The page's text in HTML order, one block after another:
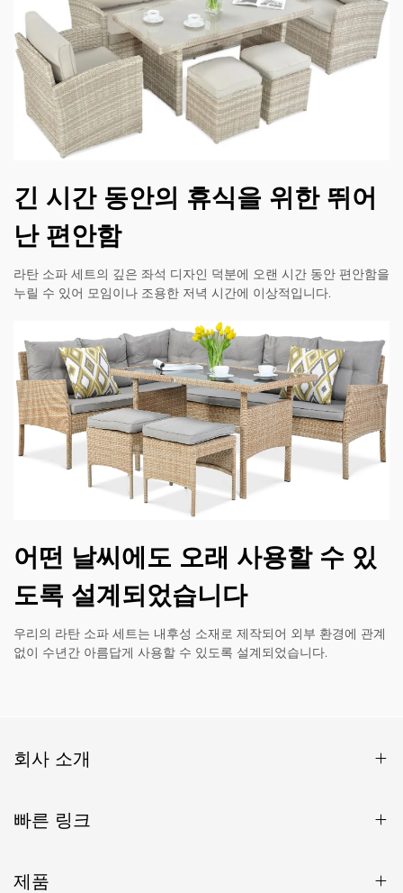
긴 시간 동안의 휴식을 위한 뛰어
난 편안함
라탄 소파 세트의 깊은 좌석 디자인 덕분에 오랜 시간 동안 편안함을
누릴 수 있어 모임이나 조용한 저녁 시간에 이상적입니다.
어떤 날씨에도 오래 사용할 수 있
도록 설계되었습니다
우리의 라탄 소파 세트는 내후성 소재로 제작되어 외부 환경에 관계
없이 수년간 아름답게 사용할 수 있도록 설계되었습니다.
회사 소개
빠른 링크
제품